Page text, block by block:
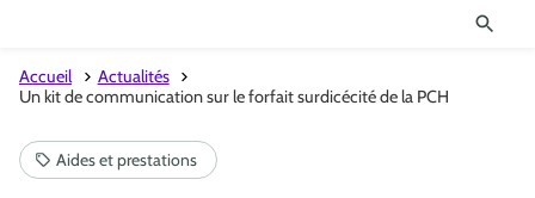
Accueil
Actualités
Un kit de communication sur le forfait surdicécité de la PCH